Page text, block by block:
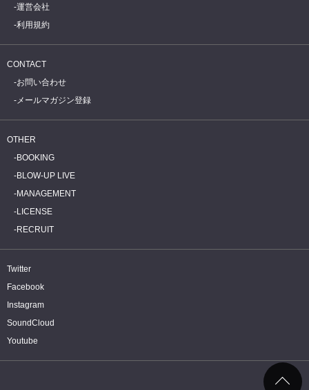
運営会社
利用規約
CONTACT
お問い合わせ
メールマガジン登録
OTHER
BOOKING
BLOW-UP LIVE
MANAGEMENT
LICENSE
RECRUIT
Twitter
Facebook
Instagram
SoundCloud
Youtube